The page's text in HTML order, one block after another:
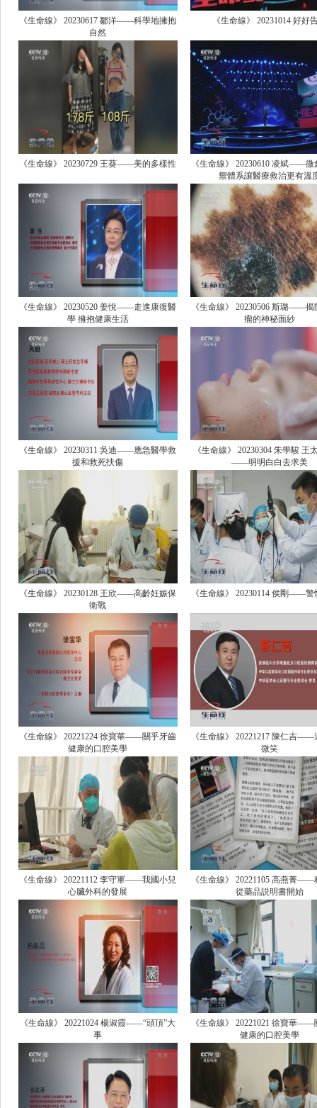
《生命線》 20230617 鄒洋——科學地擁抱
自然
《生命線》 20231014 好好
《生命線》 20230729 王葵——美的多樣性
《生命線》 20230610 凌斌——微
禦體系讓醫療救治更有溫
《生命線》 20230520 姜悅——走進康復醫
學 擁抱健康生活
《生命線》 20230506 斯璐——揭
瘤的神秘面紗
《生命線》 20230311 吳迪——應急醫學救
援和救死扶傷
《生命線》 20230304 朱學駿 王
——明明白白去求美
《生命線》 20230128 王欣——高齡妊娠保
衛戰
《生命線》 20230114 侯剛——警
《生命線》 20221224 徐寶華——關乎牙齒
健康的口腔美學
《生命線》 20221217 陳仁吉——
微笑
《生命線》 20221112 李守軍——我國小兒
心臟外科的發展
《生命線》 20221105 高燕菁——
從藥品説明書開始
《生命線》 20221024 楊淑霞——“頭頂”大
事
《生命線》 20221021 徐寶華——
健康的口腔美學